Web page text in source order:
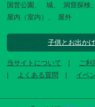
国営公園
城 洞窟探検
屋内（室内）
屋外
子供とお出か
当サイトについて ご利
よくある質問
イベ